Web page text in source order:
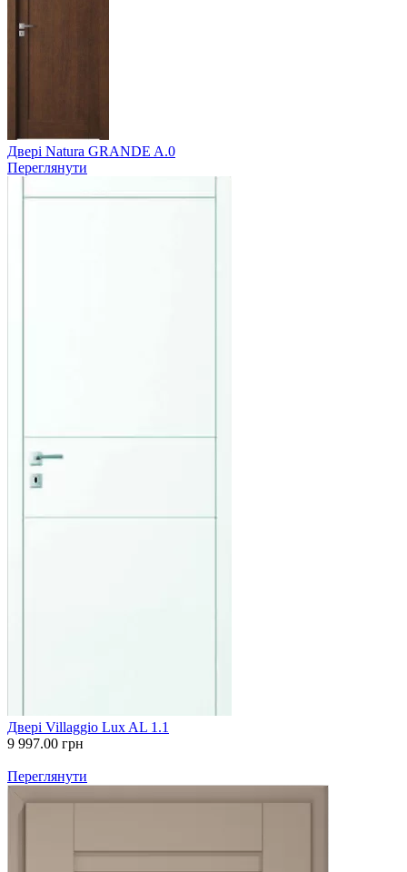
Двері Natura GRANDE A.0
Переглянути
Двері Villaggio Lux AL 1.1
9 997.00 грн
Переглянути